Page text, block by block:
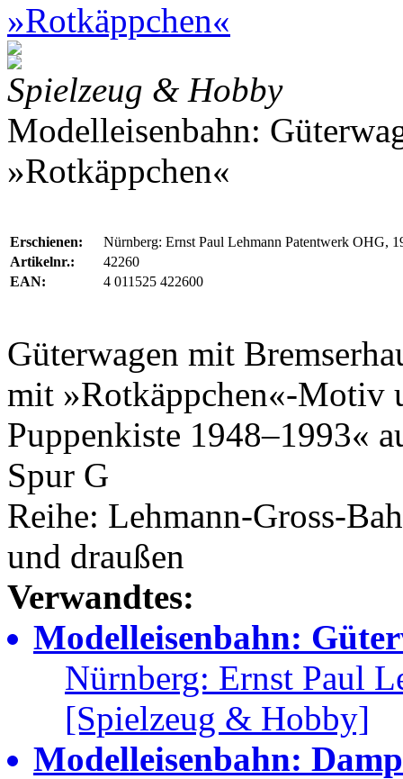
»Rotkäppchen«
Spielzeug & Hobby
Modelleisenbahn:
»Rotkäppchen«
Erschienen:
Nürnberg: Ernst Paul Lehmann Patentwerk OHG,
Artikelnr.:
42260
EAN:
4 011525 422600
Güterwagen mit
mit »Rotkäppchen«-Motiv
Puppenkiste 1948–1993«
Spur G
Reihe: Lehmann-Gross-
und draußen
Verwandtes:
Modelleisenbahn:
Nürnberg: Ernst Paul
[Spielzeug & Hobby]
Modelleisenbahn: